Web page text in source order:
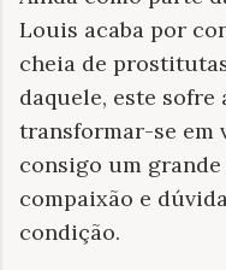
Louis acaba por
cheia de
daquele, este
transformar-se em
consigo um
compaixão e
condição.